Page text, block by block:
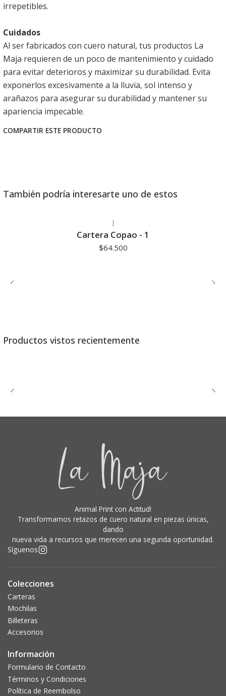
irrepetibles.
Cuidados
Al ser fabricados con cuero natural, tus productos La
Maja requieren de un poco de mantenimiento y cuidado
para evitar deterioros y maximizar su durabilidad. Evita
exponerlos excesivamente a la lluvia, sol intenso y
arañazos para asegurar su durabilidad y mantener su
apariencia impecable.
COMPARTIR ESTE PRODUCTO
También podría interesarte uno de estos
|
Cartera Copao - 1
$64.500
Productos vistos recientemente
Animal Print con Actitud!
Transformamos retazos de cuero natural en piezas únicas,
dando
nueva vida a recursos que merecen una segunda oportunidad.
Síguenos
Colecciones
Carteras
Mochilas
Billeteras
Accesorios
Información
Formulario de Contacto
Términos y Condiciones
Política de Reembolso